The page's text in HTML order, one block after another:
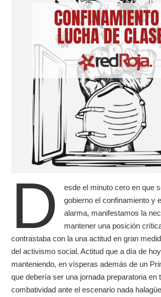
D
esde el minuto cero en que
gobierno el confinamiento y
alarma, manifestamos la
mantener una posición
contrastaba con la una actitud en gran
del activismo social. Actitud que a día de
manteniendo, en vísperas además de un
que debería ser una jornada preparatoria en
combatividad ante el escenario nada